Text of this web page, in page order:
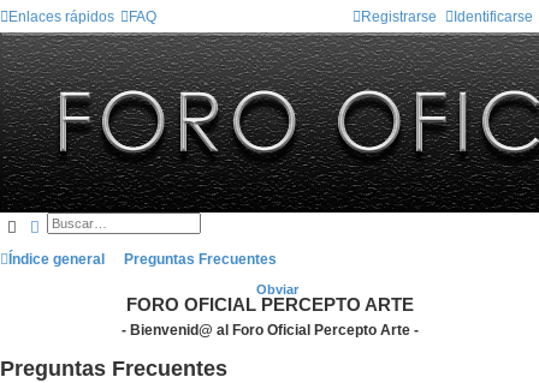
Enlaces rápidos FAQ Identificarse
Registrarse
BuscarBúsqueda avanzada
Índice general Preguntas Frecuentes
Obviar
FORO OFICIAL PERCEPTO ARTE
- Bienvenid@ al Foro Oficial Percepto Arte -
Preguntas Frecuentes